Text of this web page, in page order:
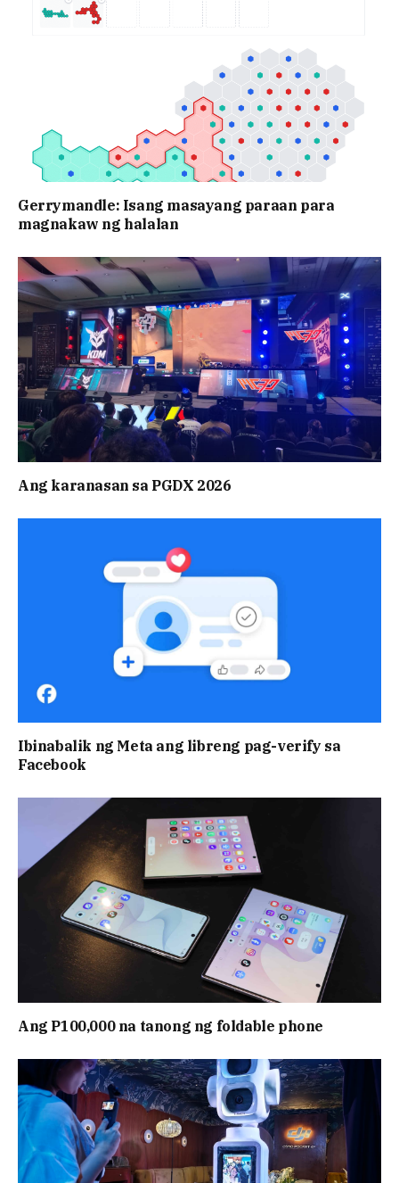
Gerrymandle: Isang masayang paraan para
magnakaw ng halalan
Ang karanasan sa PGDX 2026
Ibinabalik ng Meta ang libreng pag-verify sa
Facebook
Ang P100,000 na tanong ng foldable phone